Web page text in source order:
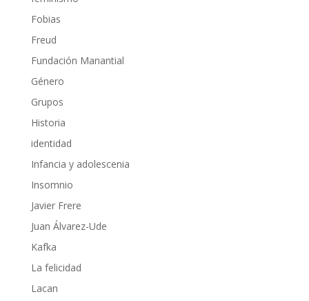
Fobias
Freud
Fundación Manantial
Género
Grupos
Historia
identidad
Infancia y adolescenia
Insomnio
Javier Frere
Juan Álvarez-Ude
Kafka
La felicidad
Lacan